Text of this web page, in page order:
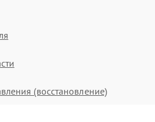
(восстановление)